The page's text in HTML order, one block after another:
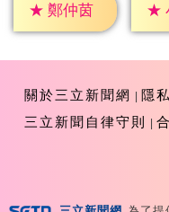
★ 鄭仲茵 ★
關於三立新聞網
隱
三立新聞自律守則